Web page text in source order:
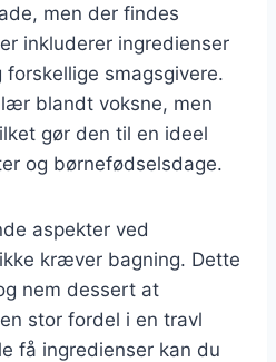
men der findes
inkluderer ingredienser
smagsgivere.
blandt voksne, men
gør den til en ideel
og børnefødselsdage.
aspekter ved
kræver bagning. Dette
nem dessert at
stor fordel i en travl
få ingredienser kan du